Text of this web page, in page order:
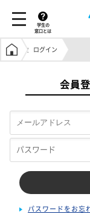
学生の
窓口とは
学生の窓口トップ
ログイン
会員
パスワードをお忘